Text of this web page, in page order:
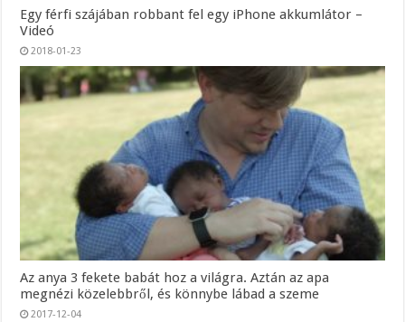
Egy férfi szájában robbant fel egy iPhone akkumlátor –
Videó
2018-01-23
Az anya 3 fekete babát hoz a világra. Aztán az apa
megnézi közelebbről, és könnybe lábad a szeme
2017-12-04